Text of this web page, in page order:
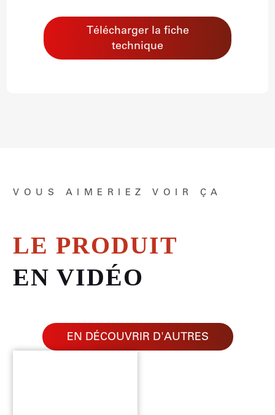
Télécharger la fiche
technique
VOUS AIMERIEZ VOIR ÇA
LE PRODUIT
EN VIDÉO
EN DÉCOUVRIR D'AUTRES